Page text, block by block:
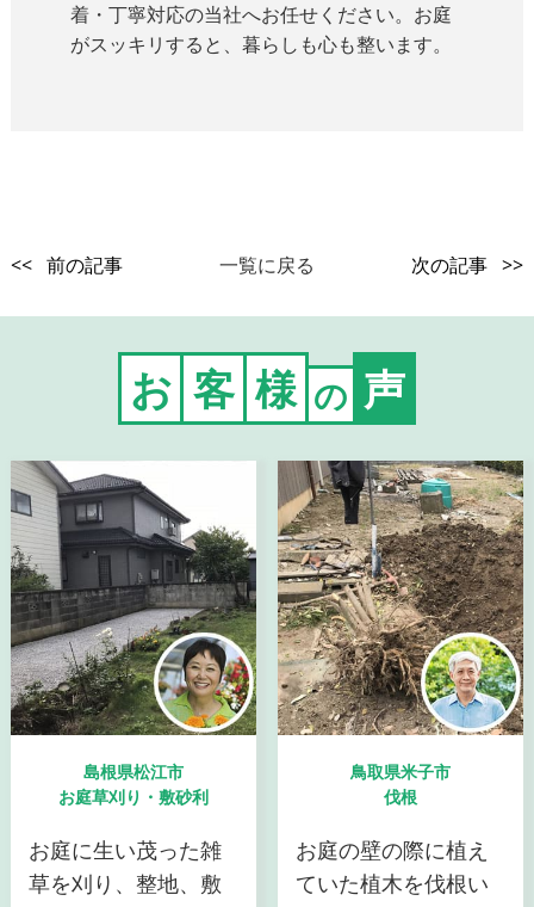
着・丁寧対応の当社へお任せください。お庭
がスッキリすると、暮らしも心も整います。
<< 前の記事 一覧に戻る 次の記事 >>
お 客 様 の 声
島根県松江市
お庭草刈り・敷砂利
お庭に生い茂った雑
草を刈り、整地、敷
鳥取県米子市
伐根
お庭の壁の際に植え
ていた植木を伐根い